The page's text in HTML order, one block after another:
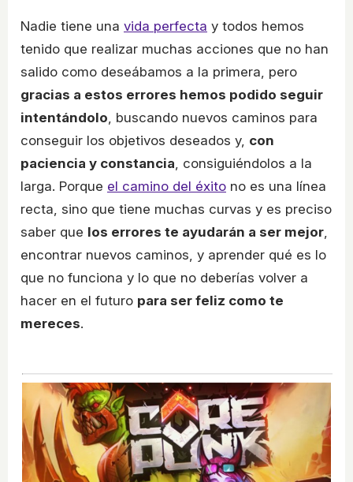
Nadie tiene una vida perfecta y todos hemos
tenido que realizar muchas acciones que no han
salido como deseábamos a la primera, pero
gracias a estos errores hemos podido seguir
intentándolo , buscando nuevos caminos para
conseguir los objetivos deseados y, con
paciencia y constancia , consiguiéndolos a la
larga. Porque el camino del éxito no es una línea
recta, sino que tiene muchas curvas y es preciso
saber que los errores te ayudarán a ser mejor
encontrar nuevos caminos, y aprender qué es lo
que no funciona y lo que no deberías volver a
hacer en el futuro para ser feliz como te
mereces.